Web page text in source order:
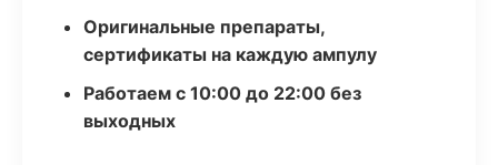
Оригинальные препараты,
сертификаты на каждую ампулу
Работаем с 10:00 до 22:00 без
выходных